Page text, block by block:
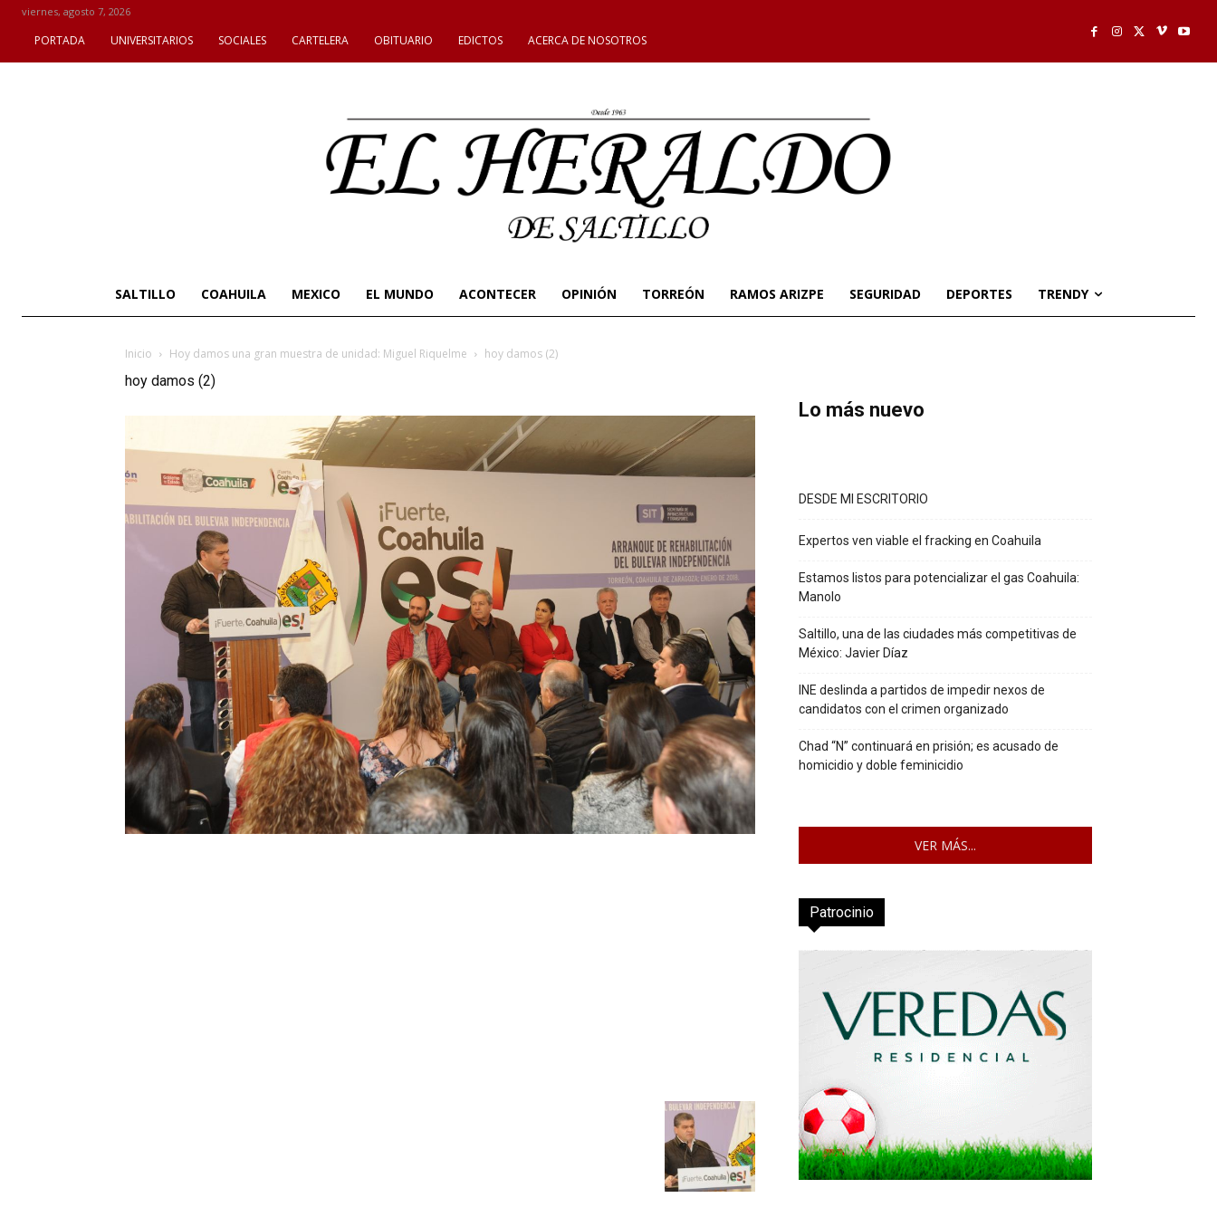
viernes, agosto 7, 2026
PORTADA UNIVERSITARIOS SOCIALES CARTELERA OBITUARIO EDICTOS ACERCA DE NOSOTROS
SALTILLO COAHUILA MEXICO EL MUNDO ACONTECER OPINIÓN TORREÓN RAMOS ARIZPE SEGURIDAD DEPORTES TRENDY
Inicio Hoy damos una gran muestra de unidad: Miguel Riquelme hoy damos (2)
hoy damos (2)
Lo más nuevo
DESDE MI ESCRITORIO
Expertos ven viable el fracking en Coahuila
Estamos listos para potencializar el gas Coahuila:
Manolo
Saltillo, una de las ciudades más competitivas de
México: Javier Díaz
INE deslinda a partidos de impedir nexos de
candidatos con el crimen organizado
Chad “N” continuará en prisión; es acusado de
homicidio y doble feminicidio
VER MÁS...
Patrocinio